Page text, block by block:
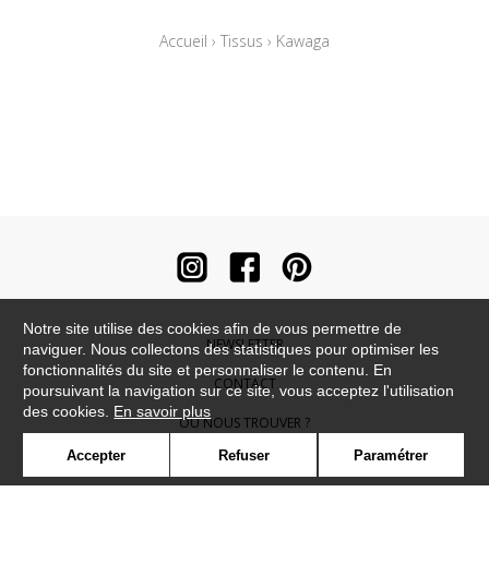
Accueil › Tissus › Kawaga
NEWSLETTER
CONTACT
OÙ NOUS TROUVER ?
CONTRACT
Notre site utilise des cookies afin de vous permettre de
naviguer. Nous collectons des statistiques pour optimiser les
fonctionnalités du site et personnaliser le contenu. En
poursuivant la navigation sur ce site, vous acceptez l'utilisation
des cookies. En savoir plus
Accepter Refuser Paramétrer